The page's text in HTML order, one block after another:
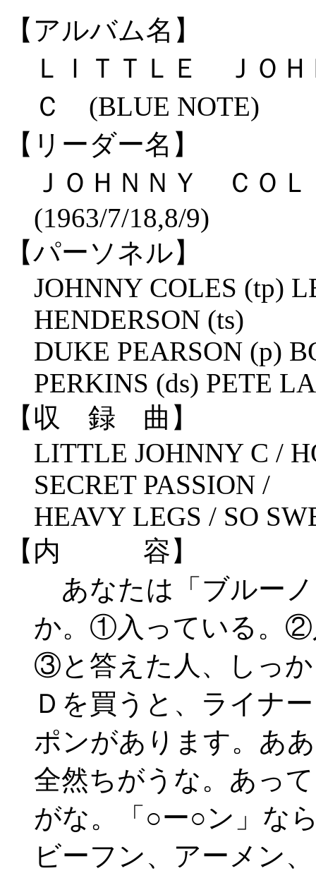
【アルバム名】
ＬＩＴＴＬＥ ＪＯ
Ｃ (BLUE NOTE)
【リーダー名】
ＪＯＨＮＮＹ ＣＯ
(1963/7/18,8/9)
【パーソネル】
JOHNNY COLES (tp)
HENDERSON (ts)
DUKE PEARSON (p)
PERKINS (ds) PETE
【収 録 曲】
LITTLE JOHNNY C /
SECRET PASSION /
HEAVY LEGS / SO
【内 容】
あなたは「ブルー
か。①入っている。
③と答えた人、しっ
Ｄを買うと、ライナ
ポンがあります。あ
全然ちがうな。あっ
がな。「○ー○ン」な
ビーフン、アーメン